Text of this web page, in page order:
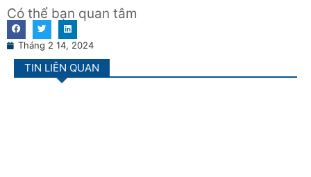
Có thể bạn quan tâm
Tháng 2 14, 2024
TIN LIÊN QUAN